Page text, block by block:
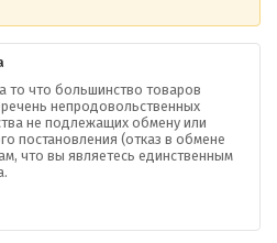
что большинство товаров
непродовольственных
не подлежащих обмену или
постановления (отказ в обмене
что вы являетесь единственным